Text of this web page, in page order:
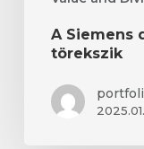
A Siemens
törekszik